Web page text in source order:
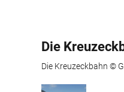
Die
Die Kreuzeckbahn ©